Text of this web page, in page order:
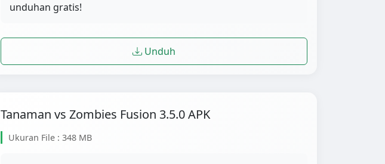
unduhan gratis!
Unduh
Tanaman vs Zombies Fusion 3.5.0 APK
Ukuran File : 348 MB